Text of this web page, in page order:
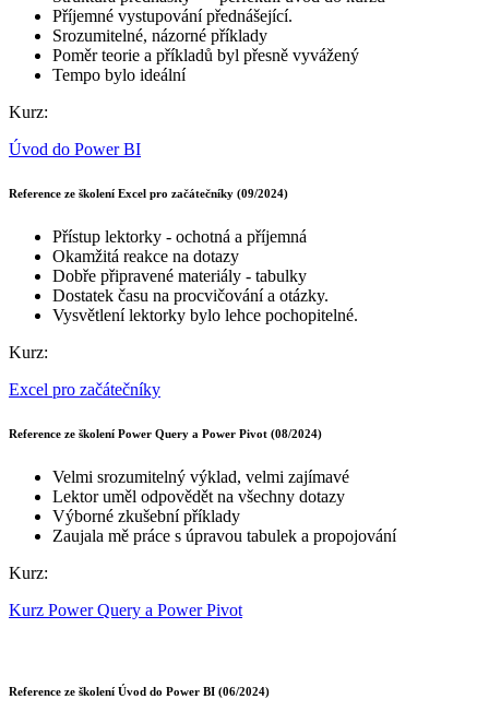
Příjemné vystupování přednášející.
Srozumitelné, názorné příklady
Poměr teorie a příkladů byl přesně vyvážený
Tempo bylo ideální
Kurz:
Úvod do Power BI
Reference ze školení Excel pro začátečníky (09/2024)
Přístup lektorky - ochotná a příjemná
Okamžitá reakce na dotazy
Dobře připravené materiály - tabulky
Dostatek času na procvičování a otázky.
Vysvětlení lektorky bylo lehce pochopitelné.
Kurz:
Excel pro začátečníky
Reference ze školení Power Query a Power Pivot (08/2024)
Velmi srozumitelný výklad, velmi zajímavé
Lektor uměl odpovědět na všechny dotazy
Výborné zkušební příklady
Zaujala mě práce s úpravou tabulek a propojování
Kurz:
Kurz Power Query a Power Pivot
Reference ze školení Úvod do Power BI (06/2024)